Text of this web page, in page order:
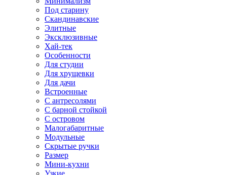
Под старину
Скандинавские
Элитные
Эксклюзивные
Хай-тек
Особенности
Для студии
Для хрущевки
Для дачи
Встроенные
С антресолями
С барной стойкой
С островом
Малогабаритные
Модульные
Скрытые ручки
Размер
Мини-кухни
Узкие